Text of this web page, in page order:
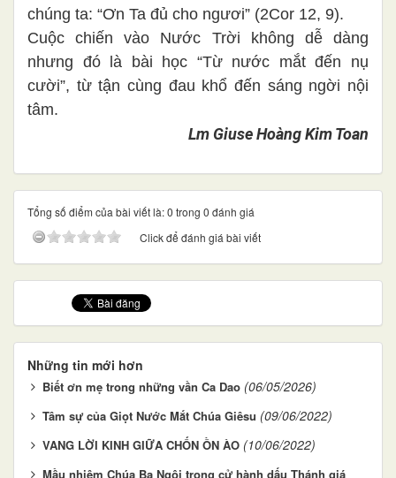
chúng ta: “Ơn Ta đủ cho ngươi” (2Cor 12, 9).
Cuộc chiến vào Nước Trời không dễ dàng
nhưng đó là bài học “Từ nước mắt đến nụ
cười”, từ tận cùng đau khổ đến sáng ngời nội
tâm.
Lm Giuse Hoàng Kim Toan
Tổng số điểm của bài viết là: 0 trong 0 đánh giá
Click để đánh giá bài viết
Những tin mới hơn
Biết ơn mẹ trong những vần Ca Dao (06/05/2026)
Tâm sự của Giọt Nước Mắt Chúa Giêsu (09/06/2022)
VANG LỜI KINH GIỮA CHỐN ỒN ÀO (10/06/2022)
Mầu nhiệm Chúa Ba Ngôi trong cử hành dấu Thánh giá